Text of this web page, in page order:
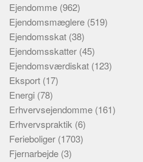
Ejendomme (962)
Ejendomsmæglere (519)
Ejendomsskat (38)
Ejendomsskatter (45)
Ejendomsværdiskat (123)
Eksport (17)
Energi (78)
Erhvervsejendomme (161)
Erhvervspraktik (6)
Ferieboliger (1703)
Fjernarbejde (3)